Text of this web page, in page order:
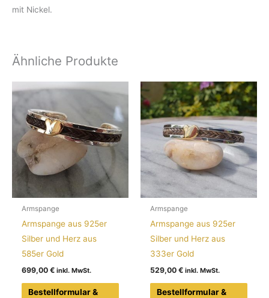
mit Nickel.
Ähnliche Produkte
Armspange
Armspange aus 925er
Silber und Herz aus
585er Gold
699,00€
Bestellformular &
Armspange
Armspange aus 925er
Silber und Herz aus
333er Gold
529,00€
Bestellformular &